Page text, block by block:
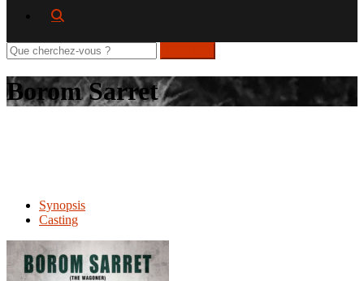
Rechercher
sur
le
site
Borom Sarret
Synopsis
Casting